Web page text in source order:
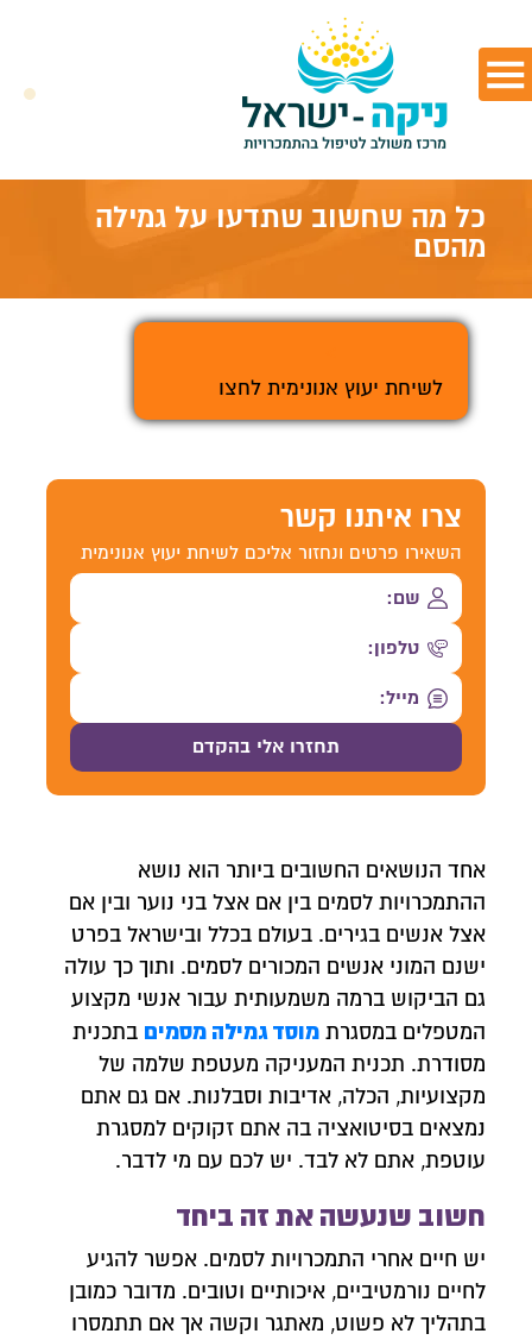
כל מה שחשוב שתדעו על גמילה
מהסם
לשיחת יעוץ אנונימית לחצו
צרו איתנו קשר
השאירו פרטים ונחזור אליכם לשיחת יעוץ אנונימית
אחד הנושאים החשובים ביותר הוא נושא
ההתמכרויות לסמים בין אם אצל בני נוער ובין אם
אצל אנשים בגירים. בעולם בכלל ובישראל בפרט
ישנם המוני אנשים המכורים לסמים. ותוך כך עולה
גם הביקוש ברמה משמעותית עבור אנשי מקצוע
המטפלים במסגרת מוסד גמילה מסמים בתכנית
מסודרת. תכנית המעניקה מעטפת שלמה של
מקצועיות, הכלה, אדיבות וסבלנות. אם גם אתם
נמצאים בסיטואציה בה אתם זקוקים למסגרת
עוטפת, אתם לא לבד. יש לכם עם מי לדבר.
חשוב שנעשה את זה ביחד
יש חיים אחרי התמכרויות לסמים. אפשר להגיע
לחיים נורמטיביים, איכותיים וטובים. מדובר כמובן
בתהליך לא פשוט, מאתגר וקשה אך אם תתמסרו